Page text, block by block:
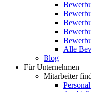
Alle
Blog
Für Unternehmen
Mitarbeiter